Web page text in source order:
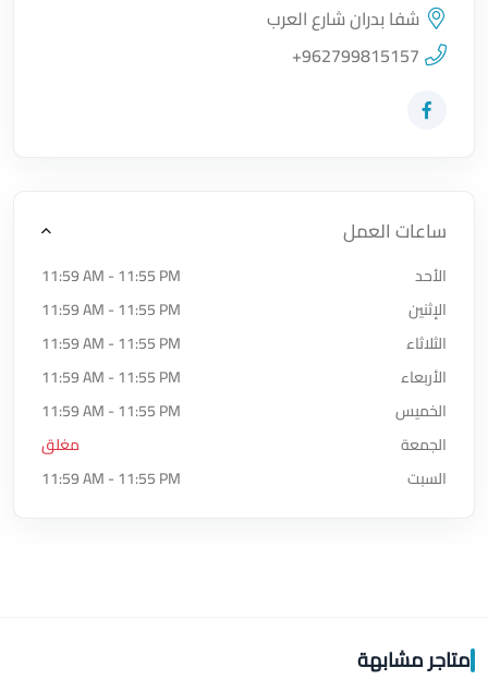
اضغط لتحميل الموقع
شفا بدران شارع العرب
+962799815157
زيارة حساب المتجر على Facebook-f
ساعات العمل
الأحد
11:59 AM - 11:55 PM
الإثنين
11:59 AM - 11:55 PM
الثلاثاء
11:59 AM - 11:55 PM
الأربعاء
11:59 AM - 11:55 PM
الخميس
11:59 AM - 11:55 PM
الجمعة
مغلق
السبت
11:59 AM - 11:55 PM
متاجر مشابهة